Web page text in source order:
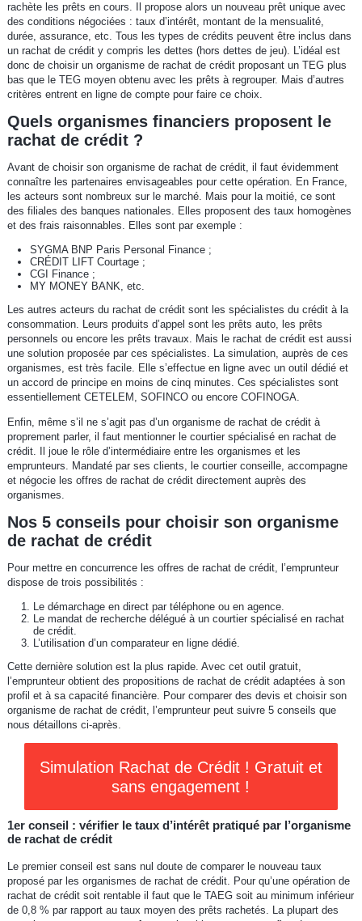
rachète les prêts en cours. Il propose alors un nouveau prêt unique avec
des conditions négociées : taux d’intérêt, montant de la mensualité,
durée, assurance, etc. Tous les types de crédits peuvent être inclus dans
un rachat de crédit y compris les dettes (hors dettes de jeu). L’idéal est
donc de choisir un organisme de rachat de crédit proposant un TEG plus
bas que le TEG moyen obtenu avec les prêts à regrouper. Mais d’autres
critères entrent en ligne de compte pour faire ce choix.
Quels organismes financiers proposent le
rachat de crédit ?
Avant de choisir son organisme de rachat de crédit, il faut évidemment
connaître les partenaires envisageables pour cette opération. En France,
les acteurs sont nombreux sur le marché. Mais pour la moitié, ce sont
des filiales des banques nationales. Elles proposent des taux homogènes
et des frais raisonnables. Elles sont par exemple :
SYGMA BNP Paris Personal Finance ;
CRÉDIT LIFT Courtage ;
CGI Finance ;
MY MONEY BANK, etc.
Les autres acteurs du rachat de crédit sont les spécialistes du crédit à la
consommation. Leurs produits d’appel sont les prêts auto, les prêts
personnels ou encore les prêts travaux. Mais le rachat de crédit est aussi
une solution proposée par ces spécialistes. La simulation, auprès de ces
organismes, est très facile. Elle s’effectue en ligne avec un outil dédié et
un accord de principe en moins de cinq minutes. Ces spécialistes sont
essentiellement CETELEM, SOFINCO ou encore COFINOGA.
Enfin, même s’il ne s’agit pas d’un organisme de rachat de crédit à
proprement parler, il faut mentionner le courtier spécialisé en rachat de
crédit. Il joue le rôle d’intermédiaire entre les organismes et les
emprunteurs. Mandaté par ses clients, le courtier conseille, accompagne
et négocie les offres de rachat de crédit directement auprès des
organismes.
Nos 5 conseils pour choisir son organisme
de rachat de crédit
Pour mettre en concurrence les offres de rachat de crédit, l’emprunteur
dispose de trois possibilités :
Le démarchage en direct par téléphone ou en agence.
Le mandat de recherche délégué à un courtier spécialisé en rachat
de crédit.
L’utilisation d’un comparateur en ligne dédié.
Cette dernière solution est la plus rapide. Avec cet outil gratuit,
l’emprunteur obtient des propositions de rachat de crédit adaptées à son
profil et à sa capacité financière. Pour comparer des devis et choisir son
organisme de rachat de crédit, l’emprunteur peut suivre 5 conseils que
nous détaillons ci-après.
Simulation Rachat de Crédit ! Gratuit et
sans engagement !
1er conseil : vérifier le taux d’intérêt pratiqué par l’organisme
de rachat de crédit
Le premier conseil est sans nul doute de comparer le nouveau taux
proposé par les organismes de rachat de crédit. Pour qu’une opération de
rachat de crédit soit rentable il faut que le TAEG soit au minimum inférieur
de 0,8 % par rapport au taux moyen des prêts rachetés. La plupart des